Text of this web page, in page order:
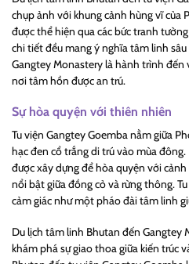
chụp ảnh với khung cảnh hùng vĩ của
được thể hiện qua các bức tranh
chi tiết đều mang ý nghĩa tâm linh
Gangtey Monastery là hành trình
nơi tâm hồn được an trú.
Sự hòa quyện với thiên nhiên
Tu viện Gangtey Goemba nằm giữa
hạc đen cổ trắng di trú vào mùa
được xây dựng để hòa quyện với
nổi bật giữa đồng cỏ và rừng thông.
cảm giác như một pháo đài tâm linh
Du lịch tâm linh Bhutan đến Gangtey
khám phá sự giao thoa giữa kiến trúc